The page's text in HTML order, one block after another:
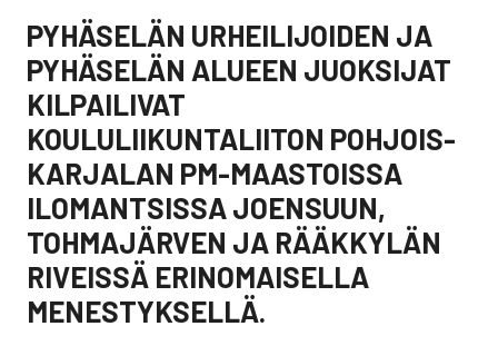
PYHÄSELÄN URHEILIJOIDEN JA
PYHÄSELÄN ALUEEN JUOKSIJAT
KILPAILIVAT
KOULULIIKUNTALIITON POHJOIS-
KARJALAN PM-MAASTOISSA
ILOMANTSISSA JOENSUUN,
TOHMAJÄRVEN JA RÄÄKKYLÄN
RIVEISSÄ ERINOMAISELLA
MENESTYKSELLÄ.